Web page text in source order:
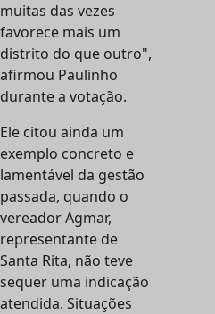
muitas das vezes
favorece mais um
distrito do que outro",
afirmou Paulinho
durante a votação.
Ele citou ainda um
exemplo concreto e
lamentável da gestão
passada, quando o
vereador Agmar,
representante de
Santa Rita, não teve
sequer uma indicação
atendida. Situações